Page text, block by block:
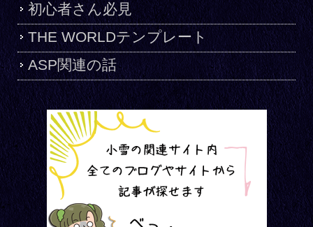
初心者さん必見
THE WORLDテンプレート
ASP関連の話